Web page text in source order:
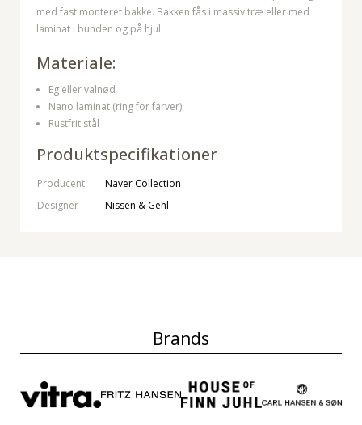
med fast monteret bakke. Bakken fås i massiv træ eller med
laminat i bunden og på hjul.
Materiale:
Eg eller valnød
Nano laminat (ring for farver)
Rustfrit stål
Produktspecifikationer
Producent
Naver Collection
Designer
Nissen & Gehl
Brands